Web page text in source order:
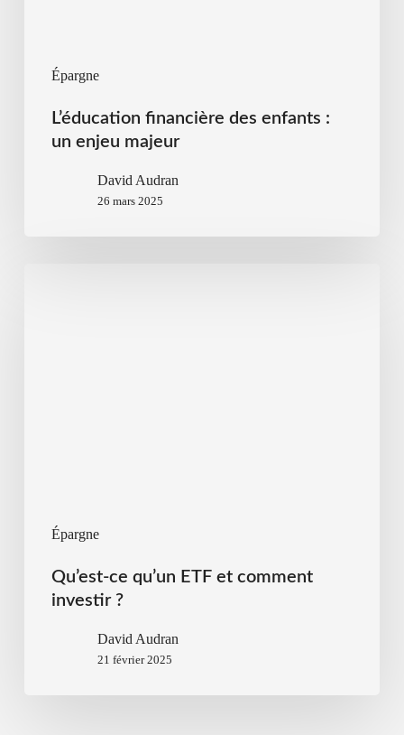
Épargne
L’éducation financière des enfants :
un enjeu majeur
David Audran
26 mars 2025
Épargne
Qu’est-ce qu’un ETF et comment
investir ?
David Audran
21 février 2025